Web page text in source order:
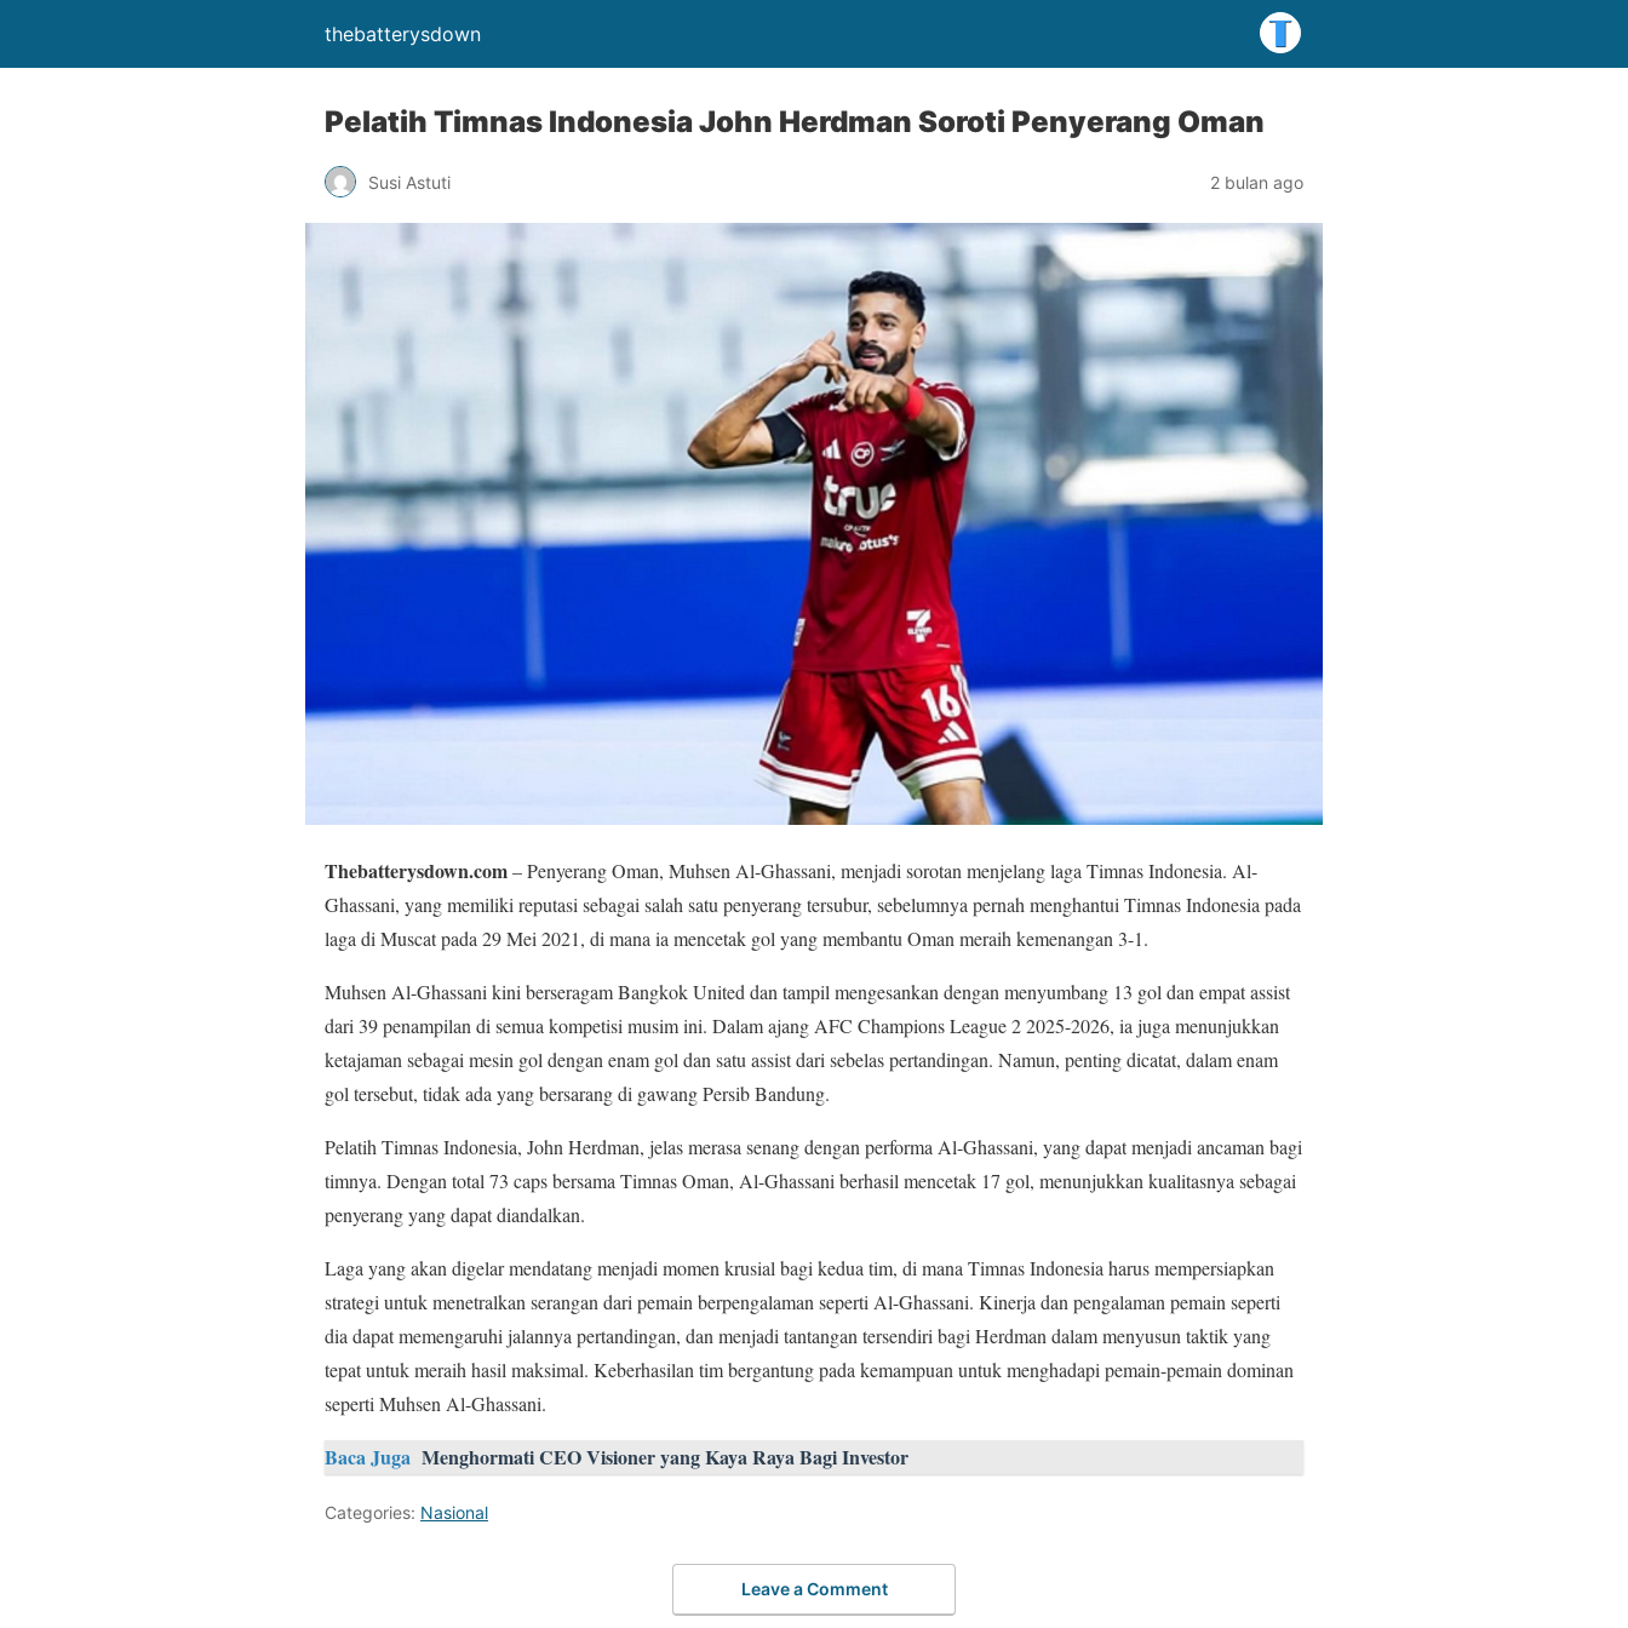
thebatterysdown
Pelatih Timnas Indonesia John Herdman Soroti Penyerang Oman
Susi Astuti 2 bulan ago
Thebatterysdown.com– Penyerang Oman, Muhsen Al-Ghassani, menjadi sorotan menjelang laga Timnas Indonesia. Al-
Ghassani, yang memiliki reputasi sebagai salah satu penyerang tersubur, sebelumnya pernah menghantui Timnas Indonesia pada
laga di Muscat pada 29 Mei 2021, di mana ia mencetak gol yang membantu Oman meraih kemenangan 3-1.
Muhsen Al-Ghassani kini berseragam Bangkok United dan tampil mengesankan dengan menyumbang 13 gol dan empat assist
dari 39 penampilan di semua kompetisi musim ini. Dalam ajang AFC Champions League 2 2025-2026, ia juga menunjukkan
ketajaman sebagai mesin gol dengan enam gol dan satu assist dari sebelas pertandingan. Namun, penting dicatat, dalam enam
gol tersebut, tidak ada yang bersarang di gawang Persib Bandung.
Pelatih Timnas Indonesia, John Herdman, jelas merasa senang dengan performa Al-Ghassani, yang dapat menjadi ancaman bagi
timnya. Dengan total 73 caps bersama Timnas Oman, Al-Ghassani berhasil mencetak 17 gol, menunjukkan kualitasnya sebagai
penyerang yang dapat diandalkan.
Laga yang akan digelar mendatang menjadi momen krusial bagi kedua tim, di mana Timnas Indonesia harus mempersiapkan
strategi untuk menetralkan serangan dari pemain berpengalaman seperti Al-Ghassani. Kinerja dan pengalaman pemain seperti
dia dapat memengaruhi jalannya pertandingan, dan menjadi tantangan tersendiri bagi Herdman dalam menyusun taktik yang
tepat untuk meraih hasil maksimal. Keberhasilan tim bergantung pada kemampuan untuk menghadapi pemain-pemain dominan
seperti Muhsen Al-Ghassani.
Baca Juga Menghormati CEO Visioner yang Kaya Raya Bagi Investor
Categories: Nasional
Leave a Comment